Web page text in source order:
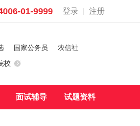
登录 注册
01-9999
国家公务员
农信社
校
面试辅导 试题资料